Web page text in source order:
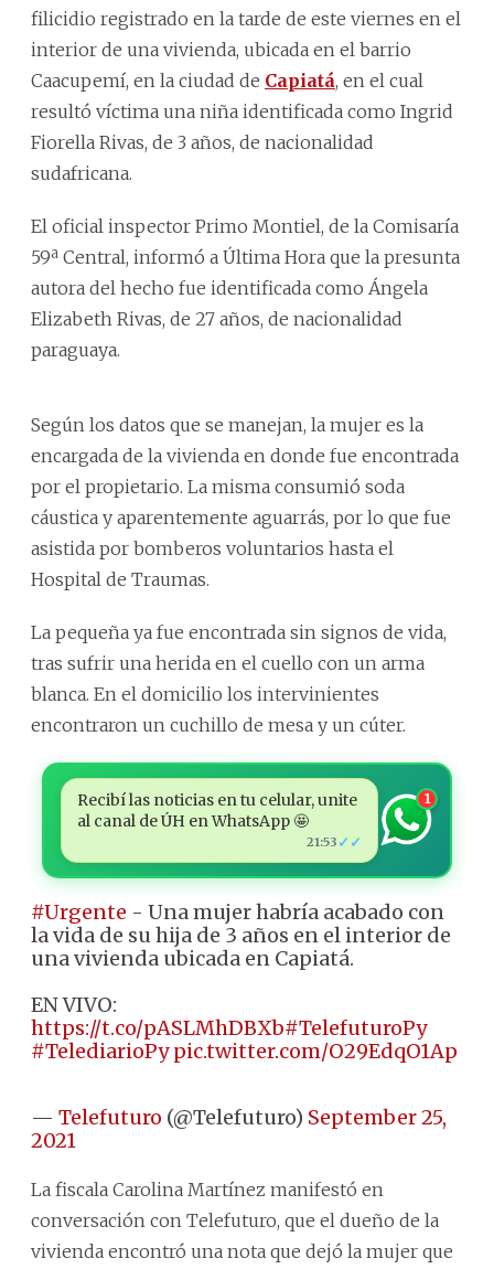
filicidio registrado en la tarde de este viernes en el
interior de una vivienda, ubicada en el barrio
Caacupemí, en la ciudad de Capiatá, en el cual
resultó víctima una niña identificada como Ingrid
Fiorella Rivas, de 3 años, de nacionalidad
sudafricana.
El oficial inspector Primo Montiel, de la Comisaría
59ª Central, informó a Última Hora que la presunta
autora del hecho fue identificada como Ángela
Elizabeth Rivas, de 27 años, de nacionalidad
paraguaya.
Según los datos que se manejan, la mujer es la
encargada de la vivienda en donde fue encontrada
por el propietario. La misma consumió soda
cáustica y aparentemente aguarrás, por lo que fue
asistida por bomberos voluntarios hasta el
Hospital de Traumas.
La pequeña ya fue encontrada sin signos de vida,
tras sufrir una herida en el cuello con un arma
blanca. En el domicilio los intervinientes
encontraron un cuchillo de mesa y un cúter.
Recibí las noticias en tu celular, unite
al canal de ÚH en WhatsApp 🤩
21:53 ✓✓
1
#Urgente - Una mujer habría acabado con
la vida de su hija de 3 años en el interior de
una vivienda ubicada en Capiatá.
EN VIVO:
https://t.co/pASLMhDBXb#TelefuturoPy
#TelediarioPy pic.twitter.com/O29EdqO1Ap
— Telefuturo (@Telefuturo) September 25,
2021
La fiscala Carolina Martínez manifestó en
conversación con Telefuturo, que el dueño de la
vivienda encontró una nota que dejó la mujer que